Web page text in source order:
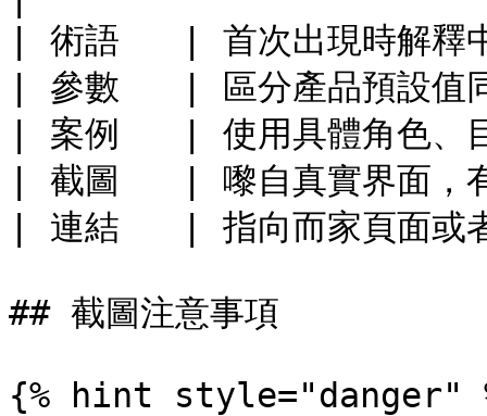
| 術語   | 首次出現時解
| 參數   | 區分產品預設值
| 案例   | 使用具體角色
| 截圖   | 嚟自真實界面
| 連結   | 指向而家頁面或
## 截圖注意事項
{% hint style="danger"